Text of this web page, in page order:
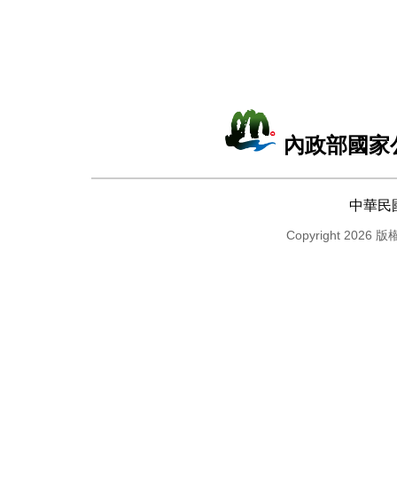
內政部國
中華民
Copyright 2026 版